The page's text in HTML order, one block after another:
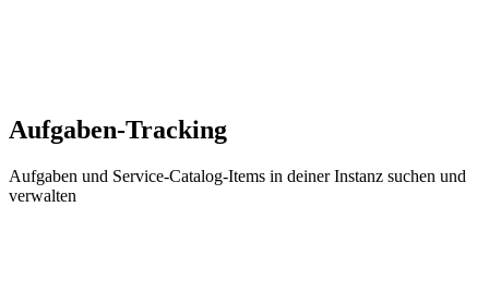
Aufgaben-Tracking
Aufgaben und Service-Catalog-Items in deiner Instanz suchen und
verwalten